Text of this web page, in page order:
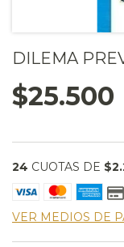
DILEMA
$25.500
24 CUOTAS DE
VER MEDIOS DE